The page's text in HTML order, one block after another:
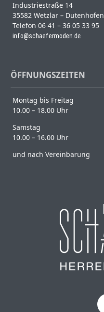
Industriestraße 14
35582 Wetzlar – Dutenhofen
Telefon 06 41 – 36 05 33 95
info@schaefermoden.de
ÖFFNUNGSZEITEN
Montag bis Freitag
10.00 – 18.00 Uhr
Samstag
10.00 – 16.00 Uhr
und nach Vereinbarung